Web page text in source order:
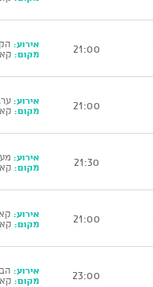
21:00 אירוע:
מקום:
21:00 אירוע:
מקום:
21:30 אירוע:
מקום:
21:00 אירוע:
מקום:
23:00 אירוע:
מקום: